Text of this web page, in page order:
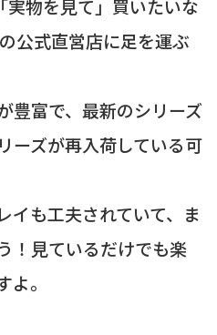
物を見て」買いたいな
公式直営店に足を運ぶ
豊富で、最新のシリーズ
ーズが再入荷している可
イも工夫されていて、ま
！見ているだけでも楽
。